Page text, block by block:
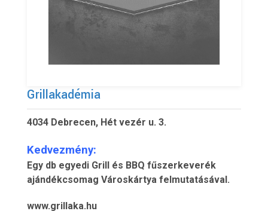
Grillakadémia
4034 Debrecen, Hét vezér u. 3.
Kedvezmény:
Egy db egyedi Grill és BBQ fűszerkeverék
ajándékcsomag Városkártya felmutatásával.
www.grillaka.hu